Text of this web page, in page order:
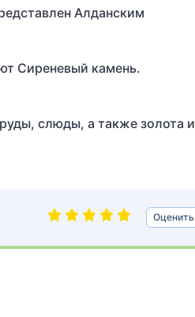
Алданским
Сиреневый камень.
слюды, а также золота и
Оценить